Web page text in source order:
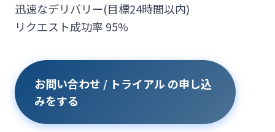
迅速なデリバリー(目標24時間以内)
リクエスト成功率 95%
お問い合わせ / トライアル の申し込
みをする